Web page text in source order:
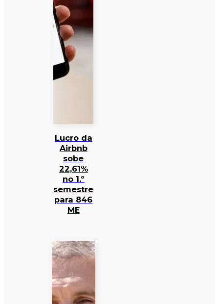
Lucro da
Airbnb
sobe
22,61%
no 1.º
semestre
para 846
ME